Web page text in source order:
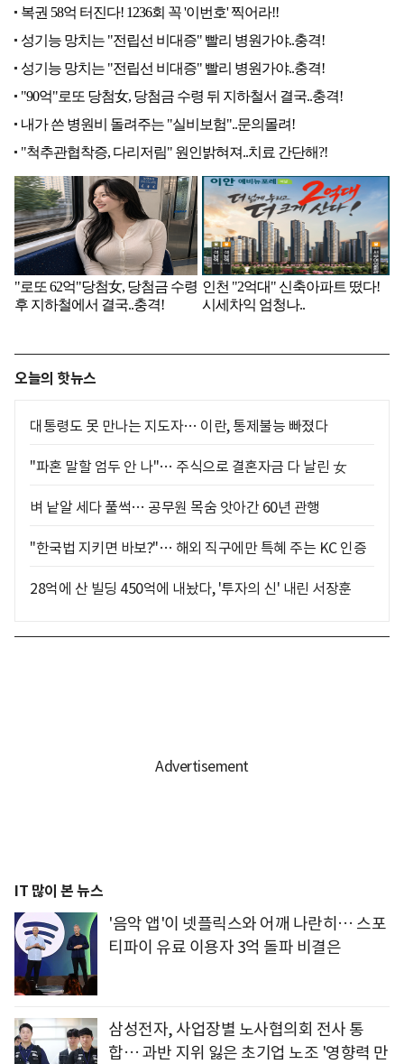
오늘의 핫뉴스
대통령도 못 만나는 지도자… 이란, 통제불능 빠졌다
"파혼 말할 엄두 안 나"… 주식으로 결혼자금 다 날린 女
벼 낱알 세다 풀썩… 공무원 목숨 앗아간 60년 관행
"한국법 지키면 바보?"… 해외 직구에만 특혜 주는 KC 인증
28억에 산 빌딩 450억에 내놨다, '투자의 신' 내린 서장훈
IT 많이 본 뉴스
'음악 앱'이 넷플릭스와 어깨 나란히… 스포
티파이 유료 이용자 3억 돌파 비결은
삼성전자, 사업장별 노사협의회 전사 통
합… 과반 지위 잃은 초기업 노조 '영향력 만